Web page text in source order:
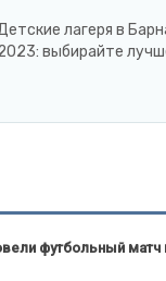
лагеря в
выбирайте
футбольный